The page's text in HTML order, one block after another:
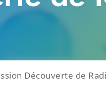
Découverte de